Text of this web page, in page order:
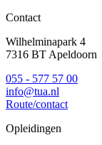
Contact
Wilhelminapark 4
7316 BT Apeldoorn
055 - 577 57 00
info@tua.nl
Route/contact
Opleidingen